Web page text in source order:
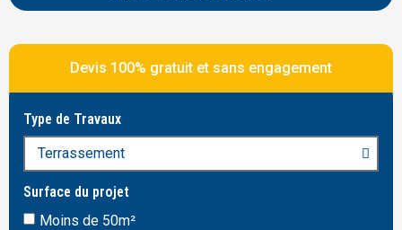
Devis 100% gratuit et sans engagement
Type de Travaux
Surface du projet
Moins de 50m²